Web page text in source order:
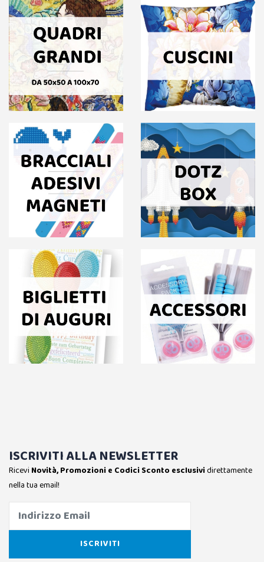
ISCRIVITI ALLA NEWSLETTER
Ricevi Novità, Promozioni e Codici Sconto esclusividirettamente
nella tua email!